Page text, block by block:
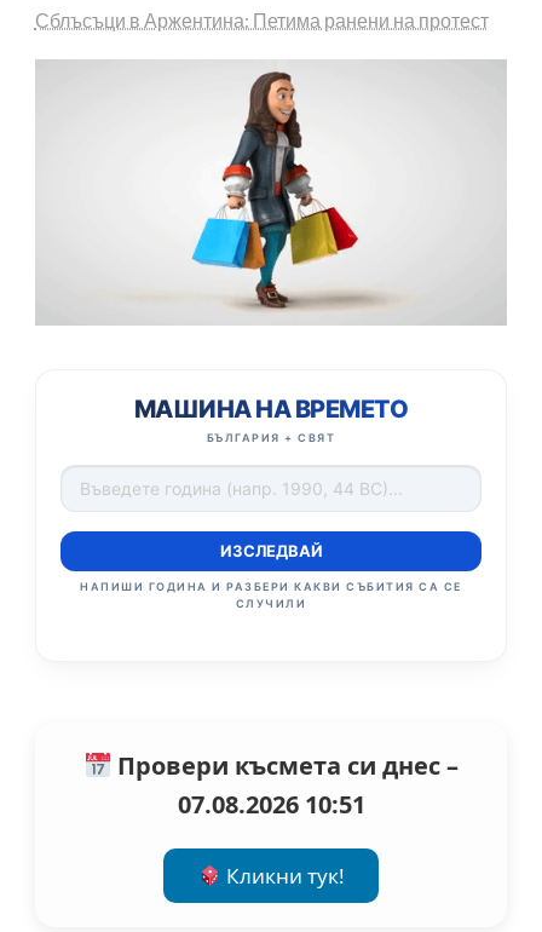
Сблъсъци в Аржентина: Петима ранени на протест
МАШИНА НА ВРЕМЕТО
БЪЛГАРИЯ + СВЯТ
ИЗСЛЕДВАЙ
НАПИШИ ГОДИНА И РАЗБЕРИ КАКВИ СЪБИТИЯ СА СЕ
СЛУЧИЛИ
Провери късмета си днес –
07.08.2026 10:51
Кликни тук!